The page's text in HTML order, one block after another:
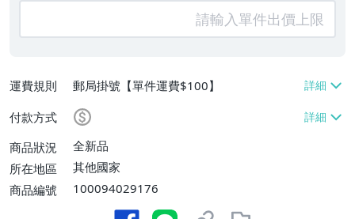
運費規則
郵局掛號【單件運費$100】
付款方式
商品狀況
全新品
所在地區
其他國家
商品編號
100094029176